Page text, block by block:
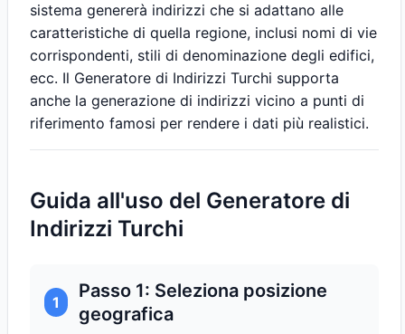
sistema genererà indirizzi che si adattano alle
caratteristiche di quella regione, inclusi nomi di vie
corrispondenti, stili di denominazione degli edifici,
ecc. Il Generatore di Indirizzi Turchi supporta
anche la generazione di indirizzi vicino a punti di
riferimento famosi per rendere i dati più realistici.
Guida all'uso del Generatore di
Indirizzi Turchi
1
Passo 1: Seleziona posizione
geografica